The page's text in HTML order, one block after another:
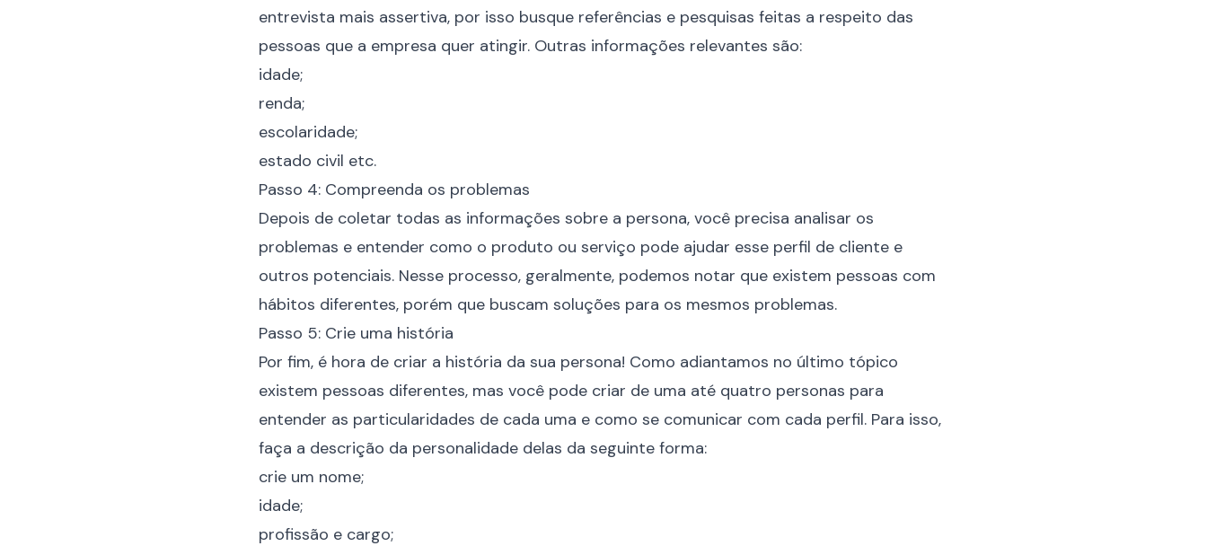
entrevista mais assertiva, por isso busque referências e pesquisas feitas a respeito das
pessoas que a empresa quer atingir. Outras informações relevantes são:
idade;
renda;
escolaridade;
estado civil etc.
Passo 4: Compreenda os problemas
Depois de coletar todas as informações sobre a persona, você precisa analisar os
problemas e entender como o produto ou serviço pode ajudar esse perfil de cliente e
outros potenciais. Nesse processo, geralmente, podemos notar que existem pessoas com
hábitos diferentes, porém que buscam soluções para os mesmos problemas.
Passo 5: Crie uma história
Por fim, é hora de criar a história da sua persona! Como adiantamos no último tópico
existem pessoas diferentes, mas você pode criar de uma até quatro personas para
entender as particularidades de cada uma e como se comunicar com cada perfil. Para isso,
faça a descrição da personalidade delas da seguinte forma:
crie um nome;
idade;
profissão e cargo;